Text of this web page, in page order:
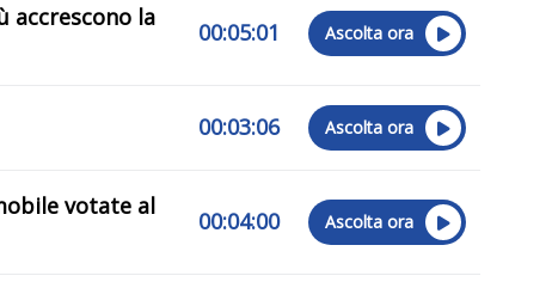
accrescono la
00:05:01 Ascolta ora
00:03:06 Ascolta ora
votate al
00:04:00 Ascolta ora